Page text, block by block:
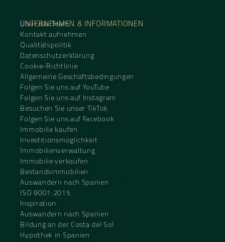
UNTERNEHMEN & INFORMATIONEN
Über das Team
Kontakt aufnehmen
Qualitätspolitik
Datenschutzerklärung
Cookie-Richtlinie
Allgemeine Geschäftsbedingungen
Folgen Sie uns auf YouTube
Folgen Sie uns auf Instagram
Besuchen Sie unser TikTok
Folgen Sie uns auf Facebook
Immobilie kaufen
Investitionsmöglichkeit
Immobilienverwaltung
Immobilie verkaufen
Bestandsimmobilien
Auswandern nach Spanien
ISO 9001:2015
Inspiration
Auswandern nach Spanien
Bildung an der Costa del Sol
Hypothek in Spanien